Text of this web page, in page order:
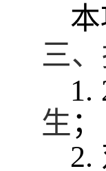
三
1.
生 ；
2.